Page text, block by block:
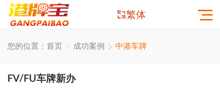
繁体
您的位置： 首页 成功案例 中港车牌
FV/FU车牌新办